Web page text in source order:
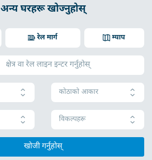
अन्य घरहरू खोज्नुहोस्
म्याप
रेल मार्ग
कोठाको आकार
विकल्पहरू
खोजी गर्नुहोस्